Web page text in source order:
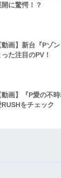
開に驚愕！？
動画】新台『Pゾ
った注目のPV！
動画】『P愛の不
RUSHをチェック